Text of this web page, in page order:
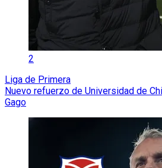
2
Liga de Primera
Nuevo refuerzo de Universidad de
Gago